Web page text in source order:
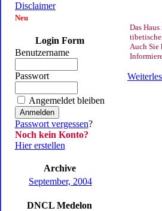
Disclaimer
Neu
Login Form
Benutzername
Passwort
Angemeldet bleiben
Passwort vergessen?
Noch kein Konto?
Hier erstellen
Archive
September, 2004
DNCL Medelon
Das
Auch Sie